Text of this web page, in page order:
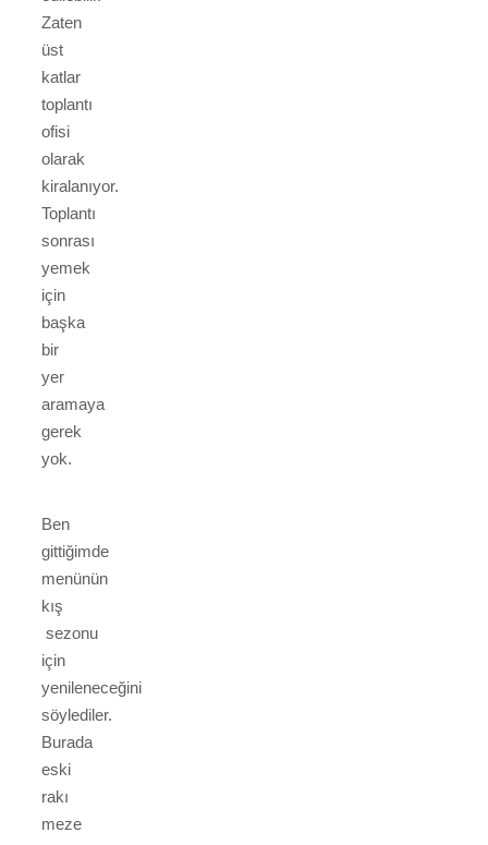
Zaten
üst
katlar
toplantı
ofisi
olarak
kiralanıyor.
Toplantı
sonrası
yemek
için
başka
bir
yer
aramaya
gerek
yok.
Ben
gittiğimde
menünün
kış
sezonu
için
yenileneceğini
söylediler.
Burada
eski
rakı
meze